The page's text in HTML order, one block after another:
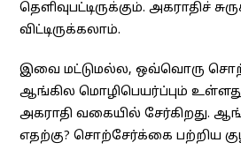
தெளிவுபட்டிருக்கும். அகராதிச்
விட்டிருக்கலாம்.
இவை மட்டுமல்ல, ஒவ்வொரு
ஆங்கில மொழிபெயர்ப்பும்
அகராதி வகையில் சேர்கிறது.
எதற்கு? சொற்சேர்க்கை பற்றிய